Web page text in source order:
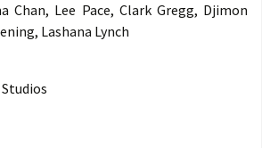
Chan, Lee Pace, Clark Gregg, Djimon
Lashana Lynch